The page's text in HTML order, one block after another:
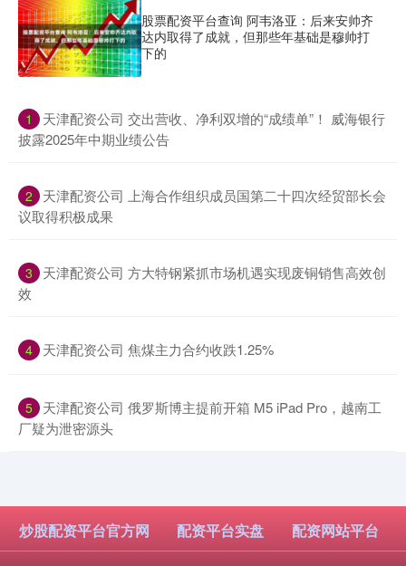
股票配资平台查询 阿韦洛亚：后来安帅齐
达内取得了成就，但那些年基础是穆帅打
下的
1
​天津配资公司 交出营收、净利双增的“成绩单”！ 威海银行
披露2025年中期业绩公告
2
​天津配资公司 上海合作组织成员国第二十四次经贸部长会
议取得积极成果
3
​天津配资公司 方大特钢紧抓市场机遇实现废铜销售高效创
效
4 ​天津配资公司 焦煤主力合约收跌1.25%
5 ​天津配资公司 俄罗斯博主提前开箱 M5 iPad Pro，越南工
厂疑为泄密源头
炒股配资平台官方网 配资平台实盘 配资网站平台